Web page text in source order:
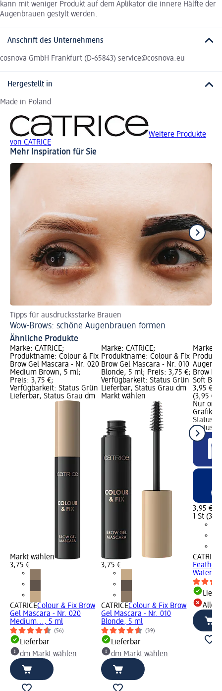
kann mit weniger Produkt auf dem Aplikator die innere Hälfte der
Augenbrauen gestylt werden.
Anschrift des Unternehmens
cosnova GmbH Frankfurt (D-65843) service@cosnova.eu
Hergestellt in
Made in Poland
Weitere Produkte
von CATRICE
Mehr Inspiration für Sie
Tipps für ausdrucksstarke Brauen
Wow-Brows: schöne Augenbrauen formen
Ähnliche Produkte
Marke: CATRICE;
Produktname: Colour & Fix
Brow Gel Mascara - Nr. 020
Medium Brown, 5 ml;
Preis: 3,75 €;
Verfügbarkeit: Status Grün
Lieferbar, Status Grau dm
Markt wählen
3,75 €
CATRICEColour & Fix Brow
Gel Mascara - Nr. 020
Medium..., 5 ml
(56)
Lieferbar
dm Markt wählen
Marke: CATRICE;
Produktname: Colour & Fix
Brow Gel Mascara - Nr. 010
Blonde, 5 ml; Preis: 3,75 €;
Verfügbarkeit: Status Grün
Lieferbar, Status Grau dm
Markt wählen
3,75 €
CATRICEColour & Fix Brow
Gel Mascara - Nr. 010
Blonde, 5 ml
(39)
Lieferbar
dm Markt wählen
Marke:
Brow
Soft
3,95 €;
(3,95 €
Nur
Grafik;
Status
Status
3,95 €
1 St
CATRICE
Feather
Alle